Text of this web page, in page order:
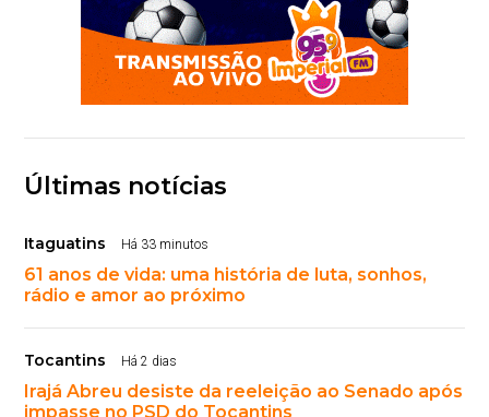
Últimas notícias
Itaguatins Há 33 minutos
61 anos de vida: uma história de luta, sonhos,
rádio e amor ao próximo
Tocantins Há 2 dias
Irajá Abreu desiste da reeleição ao Senado após
impasse no PSD do Tocantins